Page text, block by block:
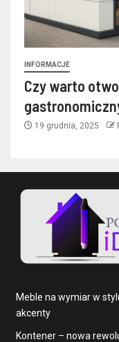
INFORMACJE
Czy warto
19 grudnia, 2025
Meble na wymiar w
akcenty
Kontener – nowa